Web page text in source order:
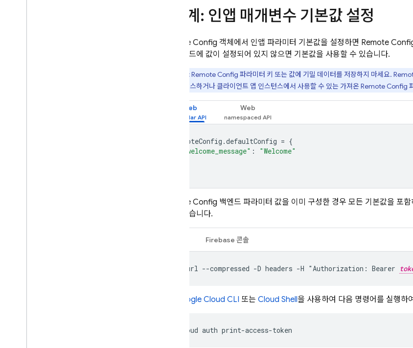
3단계: 인앱 매개변수 기본값 설정
Remote Config 객체에서 인앱 파라미터 기본값을 설정하면 Remote
고, 백엔드에 값이 설정되어 있지 않으면 기본값을 사용할 수 있습니다.
중요:Remote Config 파라미터 키 또는 값에 기밀 데이터를 저장하지 마세요.
값에 액세스하거나 클라이언트 앱 인스턴스에서 사용할 수 있는 가져온Remote Config
Web Web
remoteConfig .defaultConfig = {
"welcome_message" :
"Welcome"
Remote Config 백엔드 파라미터 값을 이미 구성한 경우 모든 기본값을 포
할 수 있습니다.
Firebase 콘솔
curl --compressed -D headers -H "Authorization: Bearer
Google Cloud CLI 또는 Cloud Shell을 사용하여 다음 명령어를 실행
gcloud auth